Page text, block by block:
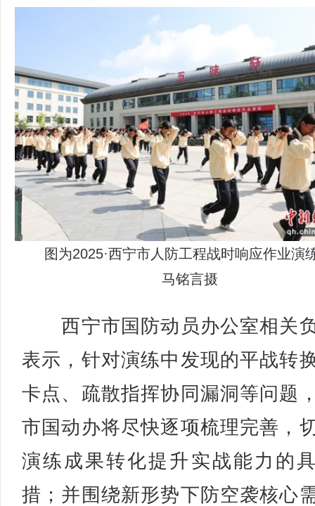
图为2025·西宁市人防工程战时响应作业演
马铭言摄
西宁市国防动员办公室相关
表示，针对演练中发现的平战转
卡点、疏散指挥协同漏洞等问题
市国动办将尽快逐项梳理完善，
演练成果转化提升实战能力的
措；并围绕新形势下防空袭核心